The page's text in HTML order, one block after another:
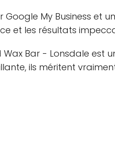
My Business et
et les résultats
Bar - Lonsdale est
ils méritent